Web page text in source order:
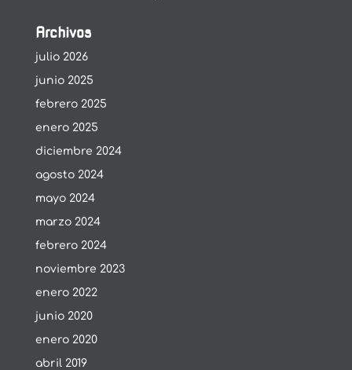
Archivos
julio 2026
junio 2025
febrero 2025
enero 2025
diciembre 2024
agosto 2024
mayo 2024
marzo 2024
febrero 2024
noviembre 2023
enero 2022
junio 2020
enero 2020
abril 2019